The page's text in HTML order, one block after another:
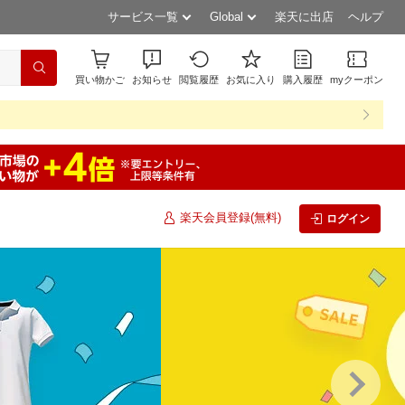
サービス一覧 Global 楽天に出店 ヘルプ
買い物かご お知らせ 閲覧履歴 お気に入り 購入履歴 myクーポン
楽天会員登録(無料) ログイン